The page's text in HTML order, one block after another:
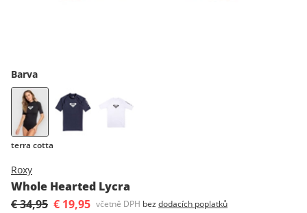
Barva
terra cotta
Roxy
Whole Hearted Lycra
€ 34,95 € 19,95 včetně DPH bez dodacích poplatků